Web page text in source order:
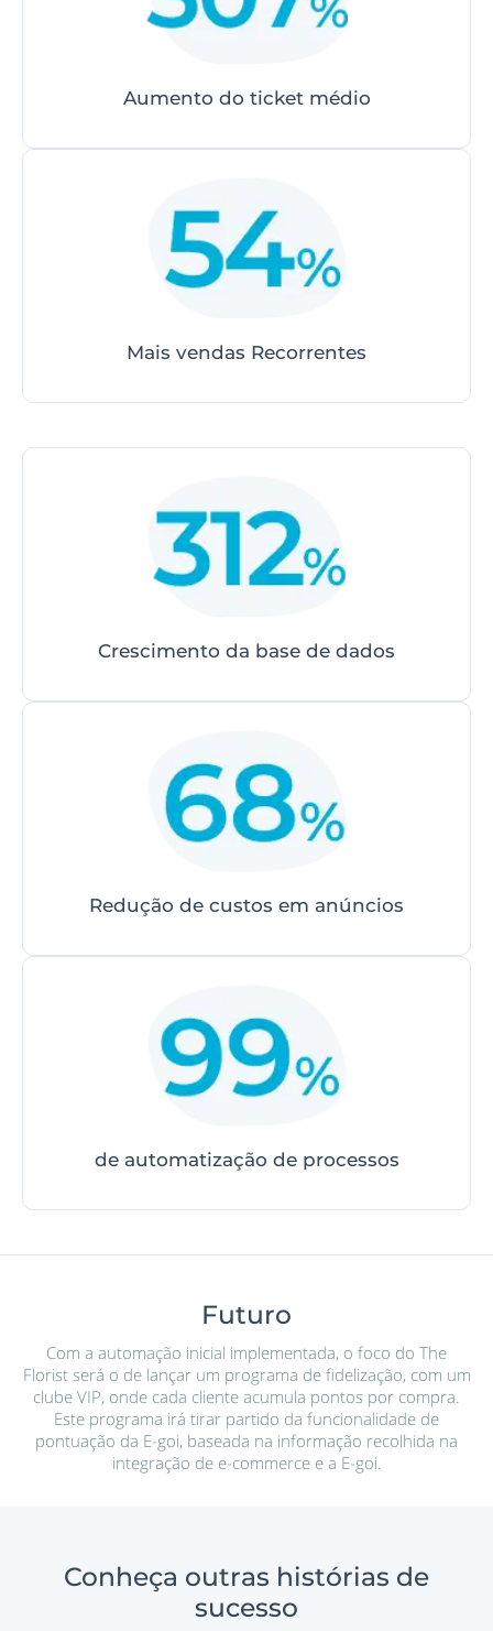
Aumento do ticket médio
Mais vendas Recorrentes
Crescimento da base de dados
Redução de custos em anúncios
de automatização de processos
Futuro
Com a automação inicial implementada, o foco do The
Florist será o de lançar um programa de fidelização, com um
clube VIP, onde cada cliente acumula pontos por compra.
Este programa irá tirar partido da funcionalidade de
pontuação da E-goi, baseada na informação recolhida na
integração de e-commerce e a E-goi.
Conheça outras histórias de
sucesso